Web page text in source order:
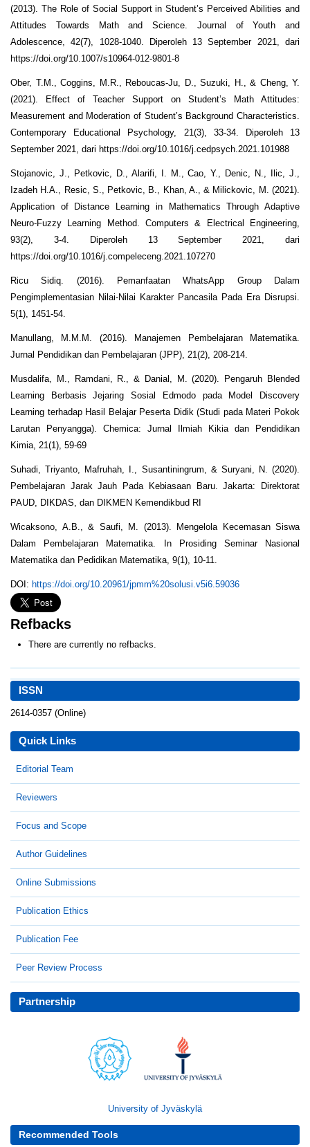
ISSN
2614-0357 (Online)
Quick Links
Editorial Team
Reviewers
Focus and Scope
Author Guidelines
Online Submissions
Publication Ethics
Publication Fee
Peer Review Process
Partnership
University of Jyväskylä
Recommended Tools
(2013). The Role of Social Support in Student’s Perceived Abilities and
Attitudes Towards Math and Science. Journal of Youth and
Adolescence, 42(7), 1028-1040. Diperoleh 13 September 2021, dari
https://doi.org/10.1007/s10964-012-9801-8
Ober, T.M., Coggins, M.R., Reboucas-Ju, D., Suzuki, H., & Cheng, Y.
(2021). Effect of Teacher Support on Student’s Math Attitudes:
Measurement and Moderation of Student’s Background Characteristics.
Contemporary Educational Psychology, 21(3), 33-34. Diperoleh 13
September 2021, dari https://doi.org/10.1016/j.cedpsych.2021.101988
Stojanovic, J., Petkovic, D., Alarifi, I. M., Cao, Y., Denic, N., Ilic, J.,
Izadeh H.A., Resic, S., Petkovic, B., Khan, A., & Milickovic, M. (2021).
Application of Distance Learning in Mathematics Through Adaptive
Neuro-Fuzzy Learning Method. Computers & Electrical Engineering,
93(2), 3-4. Diperoleh 13 September 2021, dari
https://doi.org/10.1016/j.compeleceng.2021.107270
Ricu Sidiq. (2016). Pemanfaatan WhatsApp Group Dalam
Pengimplementasian Nilai-Nilai Karakter Pancasila Pada Era Disrupsi.
5(1), 1451-54.
Manullang, M.M.M. (2016). Manajemen Pembelajaran Matematika.
Jurnal Pendidikan dan Pembelajaran (JPP), 21(2), 208-214.
Musdalifa, M., Ramdani, R., & Danial, M. (2020). Pengaruh Blended
Learning Berbasis Jejaring Sosial Edmodo pada Model Discovery
Learning terhadap Hasil Belajar Peserta Didik (Studi pada Materi Pokok
Larutan Penyangga). Chemica: Jurnal Ilmiah Kikia dan Pendidikan
Kimia, 21(1), 59-69
Suhadi, Triyanto, Mafruhah, I., Susantiningrum, & Suryani, N. (2020).
Pembelajaran Jarak Jauh Pada Kebiasaan Baru. Jakarta: Direktorat
PAUD, DIKDAS, dan DIKMEN Kemendikbud RI
Wicaksono, A.B., & Saufi, M. (2013). Mengelola Kecemasan Siswa
Dalam Pembelajaran Matematika. In Prosiding Seminar Nasional
Matematika dan Pedidikan Matematika, 9(1), 10-11.
DOI: https://doi.org/10.20961/jpmm%20solusi.v5i6.59036
Refbacks
There are currently no refbacks.